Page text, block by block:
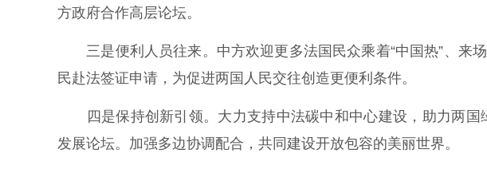
方政府合作高层论坛。
三是便利人员往来。中方欢迎更多法国民众乘着“中国热”、来场
民赴法签证申请，为促进两国人民交往创造更便利条件。
四是保持创新引领。大力支持中法碳中和中心建设，助力两国
发展论坛。加强多边协调配合，共同建设开放包容的美丽世界。